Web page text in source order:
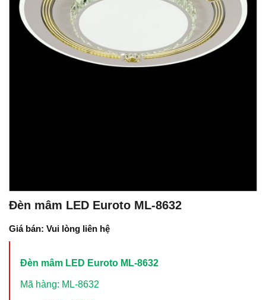
Đèn mâm LED Euroto ML-8632
Giá bán: Vui lòng liên hệ
Đèn mâm LED Euroto ML-8632
Mã hàng: ML-8632